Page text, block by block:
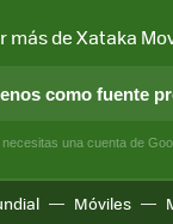
Y SOCIEDAD
Móviles
más de Xataka
como fuente
necesitas una cuenta de